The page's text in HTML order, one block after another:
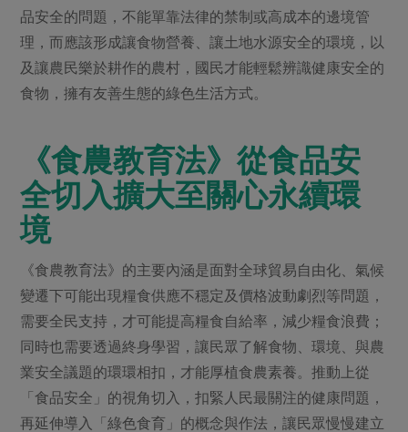
品安全的問題，不能單靠法律的禁制或高成本的邊境管
理，而應該形成讓食物營養、讓土地水源安全的環境，以
及讓農民樂於耕作的農村，國民才能輕鬆辨識健康安全的
食物，擁有友善生態的綠色生活方式。
《食農教育法》從食品安
全切入擴大至關心永續環
境
《食農教育法》的主要內涵是面對全球貿易自由化、氣候
變遷下可能出現糧食供應不穩定及價格波動劇烈等問題，
需要全民支持，才可能提高糧食自給率，減少糧食浪費；
同時也需要透過終身學習，讓民眾了解食物、環境、與農
業安全議題的環環相扣，才能厚植食農素養。推動上從
「食品安全」的視角切入，扣緊人民最關注的健康問題，
再延伸導入「綠色食育」的概念與作法，讓民眾慢慢建立